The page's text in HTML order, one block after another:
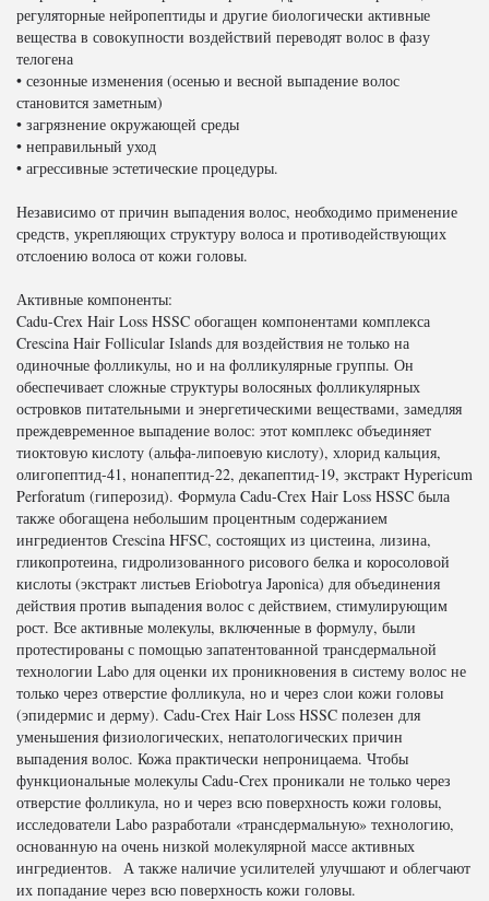
регуляторные нейропептиды и другие биологически активные
вещества в совокупности воздействий переводят волос в фазу
телогена
• сезонные изменения (осенью и весной выпадение волос
становится заметным)
• загрязнение окружающей среды
• неправильный уход
• агрессивные эстетические процедуры.
Независимо от причин выпадения волос, необходимо применение
средств, укрепляющих структуру волоса и противодействующих
отслоению волоса от кожи головы.
Активные компоненты:
Cadu-Crex Hair Loss HSSC обогащен компонентами комплекса
Crescina Hair Follicular Islands для воздействия не только на
одиночные фолликулы, но и на фолликулярные группы. Он
обеспечивает сложные структуры волосяных фолликулярных
островков питательными и энергетическими веществами, замедляя
преждевременное выпадение волос: этот комплекс объединяет
тиоктовую кислоту (альфа-липоевую кислоту), хлорид кальция,
олигопептид-41, нонапептид-22, декапептид-19, экстракт Hypericum
Perforatum (гиперозид). Формула Cadu-Crex Hair Loss HSSC была
также обогащена небольшим процентным содержанием
ингредиентов Crescina HFSC, состоящих из цистеина, лизина,
гликопротеина, гидролизованного рисового белка и коросоловой
кислоты (экстракт листьев Eriobotrya Japonica) для объединения
действия против выпадения волос с действием, стимулирующим
рост. Все активные молекулы, включенные в формулу, были
протестированы с помощью запатентованной трансдермальной
технологии Labo для оценки их проникновения в систему волос не
только через отверстие фолликула, но и через слои кожи головы
(эпидермис и дерму). Cadu-Crex Hair Loss HSSC полезен для
уменьшения физиологических, непатологических причин
выпадения волос. Кожа практически непроницаема. Чтобы
функциональные молекулы Cadu-Crex проникали не только через
отверстие фолликула, но и через всю поверхность кожи головы,
исследователи Labo разработали «трансдермальную» технологию,
основанную на очень низкой молекулярной массе активных
ингредиентов. А также наличие усилителей улучшают и облегчают
их попадание через всю поверхность кожи головы.